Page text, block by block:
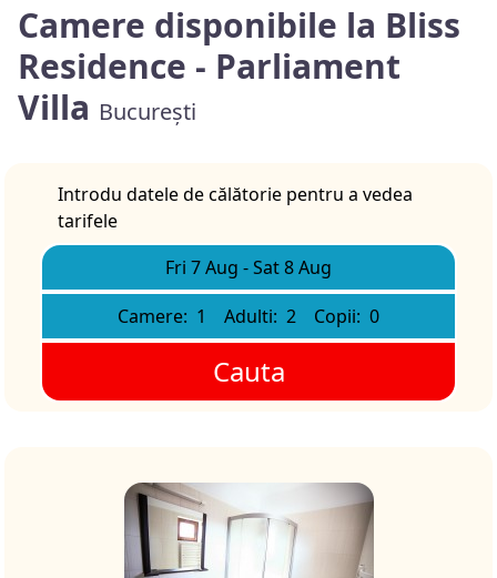
Camere disponibile la Bliss
Residence - Parliament
Villa București
Introdu datele de călătorie pentru a vedea
tarifele
Fri 7 Aug -Sat 8 Aug
Camere: 1 Adulti: 2 Copii: 0
Cauta